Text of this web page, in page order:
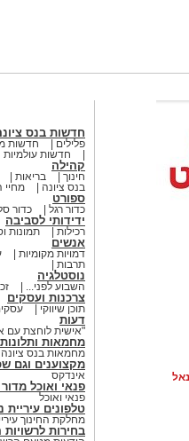
חדשות בנס
פלילים חדשות
חדשות עולמיות
קהילה
חינוך בריאות
בנס ציונה
מחיי
ספורט
כדור רגל כדור
ידידותי לסביבה
רכילות תמונות
אנשים
דמויות מקומיות
תרבות
נוסטלגיה
השבוע לפני...
צרכנות ועסקים
תוכן שיווקי
דעות
"אישית לוחצת עם
מחמאות ותלונות
מחמאות בנס ציונה
מקצוענים וגם
אינדקס
פנאי ואוכל
פנאי ואוכל
טלפונים עיריית
מחלקת החינוך
בחירות לרשויות